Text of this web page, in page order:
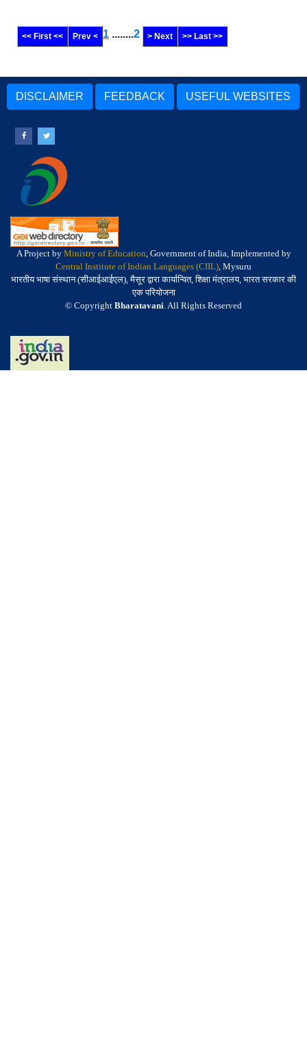
<< First << Prev < 1 ........2 > Next >> Last >>
DISCLAIMER FEEDBACK USEFUL WEBSITES
A Project by Ministry of Education, Government of India, Implemented by
Central Institute of Indian Languages (CIIL), Mysuru
भारतीय भाषा संस्थान (सीआईआईएल), मैसूर द्वारा कार्यान्वित, शिक्षा मंत्रालय, भारत सरकार की
एक परियोजना
© Copyright Bharatavani. All Rights Reserved